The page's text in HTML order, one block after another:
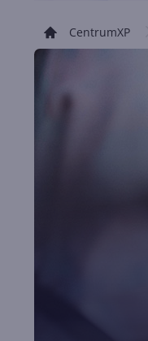
CentrumXP